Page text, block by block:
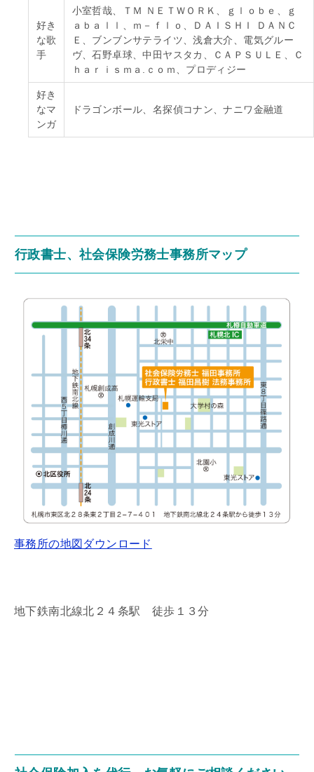
好き
な歌
手
小室哲哉、ＴＭ ＮＥＴＷＯＲＫ、ｇｌｏｂｅ、ｇ
ａｂａｌｌ、ｍ－ｆｌｏ、ＤＡＩＳＨＩ ＤＡＮＣ
Ｅ、ブンブンサテライツ、浅倉大介、電気グルー
ヴ、石野卓球、中田ヤスタカ、ＣＡＰＳＵＬＥ、Ｃ
ｈａｒｉｓｍａ.ｃｏｍ、プロディジー
好き
なマ
ンガ
ドラゴンボール、名探偵コナン、ナニワ金融道
行政書士、社会保険労務士事務所マップ
事務所の地図ダウンロード
地下鉄南北線北２４条駅 徒歩１３分